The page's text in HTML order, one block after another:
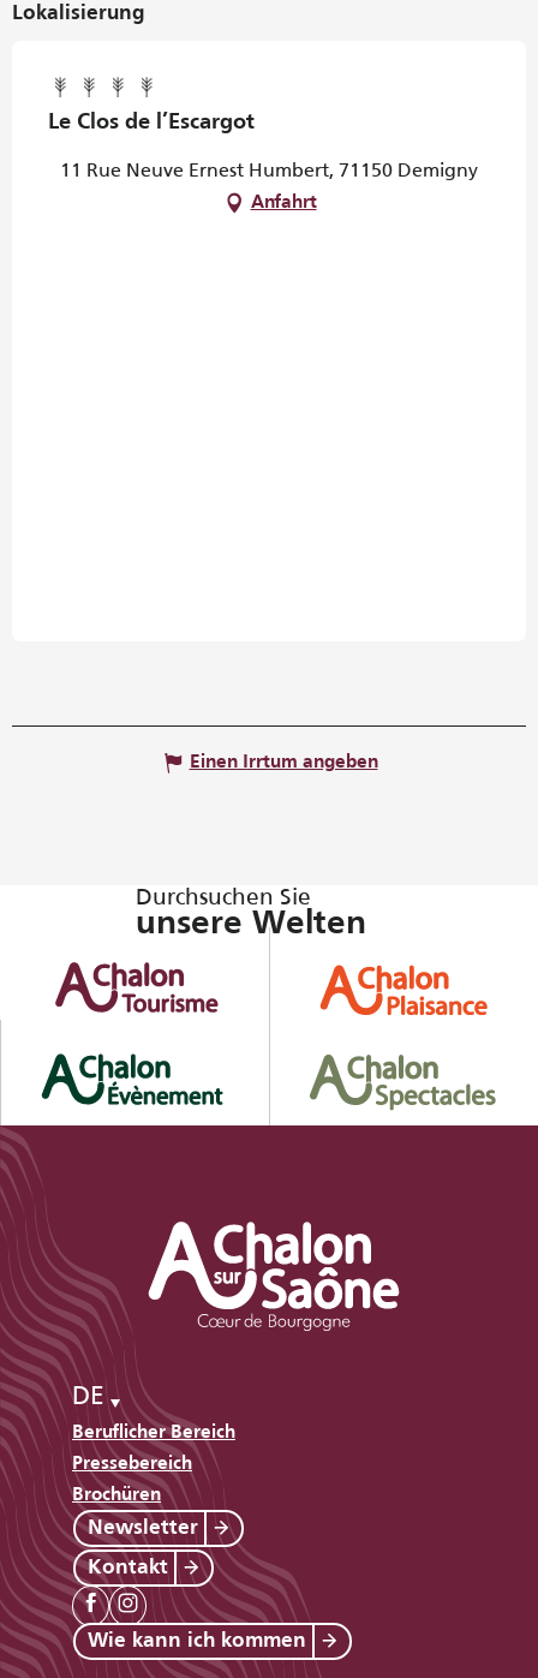
Lokalisierung
Le Clos de l’Escargot
11 Rue Neuve Ernest Humbert, 71150 Demigny
Anfahrt
Einen Irrtum angeben
Durchsuchen Sie
unsere Welten
DE
Beruflicher Bereich
Pressebereich
Brochüren
Newsletter
Kontakt
Wie kann ich kommen